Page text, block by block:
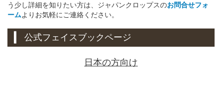
う少し詳細を知りたい方は、ジャパンクロップスのお問合せフォ
ームよりお気軽にご連絡ください。
公式フェイスブックページ
日本の方向け